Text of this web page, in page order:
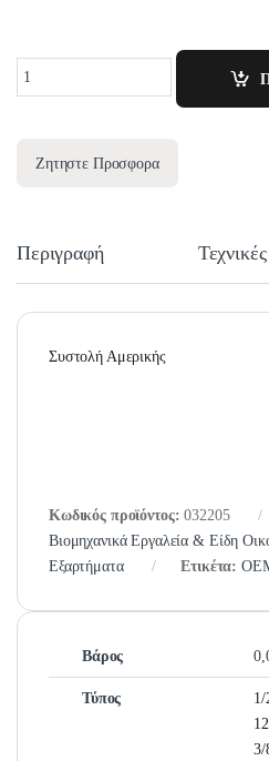
Ζητηστε Προσφορα
Περιγραφή
Συστολή Αμερικής
Κωδικός προϊόντος:032205
Βιομηχανικά Εργαλεία & Είδη
Εξαρτήματα
Ετικέτα:
Βάρος
Τύπος
1/
3/